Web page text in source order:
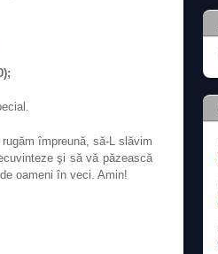
împreună, să-L slăvim
şi să vă păzească
oameni în veci. Amin!